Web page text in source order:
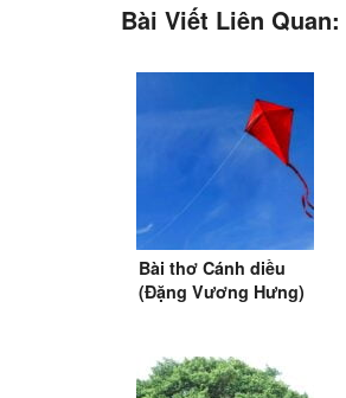
Bài Viết Liên Quan:
Bài thơ Cánh diều
(Đặng Vương Hưng)